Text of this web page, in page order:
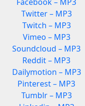
Twitter – MP3
Twitch – MP3
Vimeo – MP3
Soundcloud – MP3
Reddit – MP3
Dailymotion – MP3
Pinterest – MP3
Tumblr – MP3